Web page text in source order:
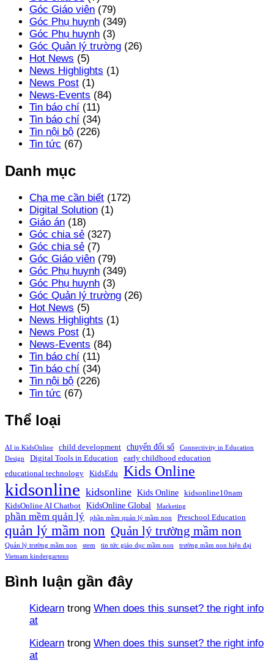
Góc Giáo viên (79)
Góc Phụ huynh (349)
Góc Phụ huynh (3)
Góc Quản lý trường (26)
Hot News (5)
News Highlights (1)
News Post (1)
News-Events (84)
Tin báo chí (11)
Tin báo chí (34)
Tin nội bộ (226)
Tin tức (67)
Danh mục
Cha mẹ cần biết (172)
Digital Solution (1)
Giáo án (18)
Góc chia sẻ (327)
Góc chia sẻ (7)
Góc Giáo viên (79)
Góc Phụ huynh (349)
Góc Phụ huynh (3)
Góc Quản lý trường (26)
Hot News (5)
News Highlights (1)
News Post (1)
News-Events (84)
Tin báo chí (11)
Tin báo chí (34)
Tin nội bộ (226)
Tin tức (67)
Thể loại
AI in KidsOnline child development chuyển đổi số
Connectivity in Education
Design
Digital Tools in Education
early childhood education
educational technology
KidsEdu Kids Online
kidsonline kidsonline Kids Online
kidsonline10nam
KidsOnline AI Chatbot
KidsOnline Global Marketing
phần mềm quản lý phần mềm quản lý mầm non Preschool Education
quản lý mầm non Quản lý trường mầm non
Quản lý trường mầm non stem tin tức giáo dục mầm non
trường mầm non hiện đại
Vietnam kindergartens
Bình luận gần đây
Kidearn trong When does this sunset? the right info
at
Kidearn trong When does this sunset? the right info
at